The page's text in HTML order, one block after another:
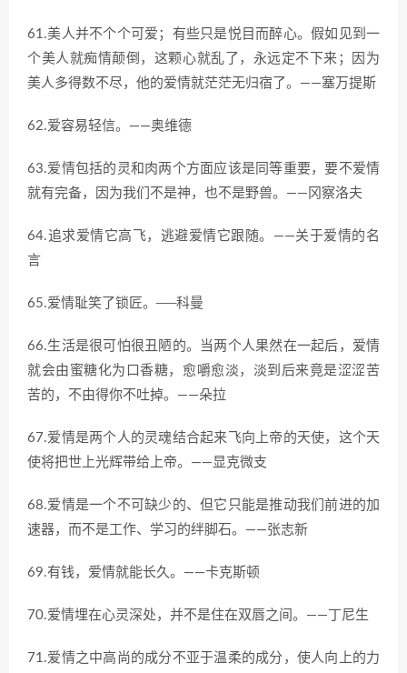
61.美人并不个个可爱；有些只是悦目而醉心。假如见到一
个美人就痴情颠倒，这颗心就乱了，永远定不下来；因为
美人多得数不尽，他的爱情就茫茫无归宿了。——塞万提斯
62.爱容易轻信。——奥维德
63.爱情包括的灵和肉两个方面应该是同等重要，要不爱情
就有完备，因为我们不是神，也不是野兽。——冈察洛夫
64.追求爱情它高飞，逃避爱情它跟随。——关于爱情的名
言
65.爱情耻笑了锁匠。──科曼
66.生活是很可怕很丑陋的。当两个人果然在一起后，爱情
就会由蜜糖化为口香糖，愈嚼愈淡，淡到后来竟是涩涩苦
苦的，不由得你不吐掉。——朵拉
67.爱情是两个人的灵魂结合起来飞向上帝的天使，这个天
使将把世上光辉带给上帝。——显克微支
68.爱情是一个不可缺少的、但它只能是推动我们前进的加
速器，而不是工作、学习的绊脚石。——张志新
69.有钱，爱情就能长久。——卡克斯顿
70.爱情埋在心灵深处，并不是住在双唇之间。——丁尼生
71.爱情之中高尚的成分不亚于温柔的成分，使人向上的力